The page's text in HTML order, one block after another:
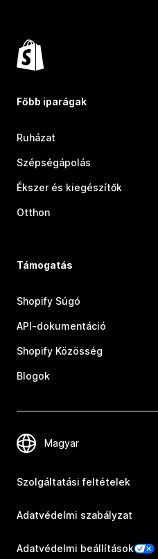
Főbb iparágak
Ruházat
Szépségápolás
Ékszer és kiegészítők
Otthon
Támogatás
Shopify Súgó
API-dokumentáció
Shopify Közösség
Blogok
Szolgáltatási feltételek
Adatvédelmi szabályzat
Adatvédelmi beállítások